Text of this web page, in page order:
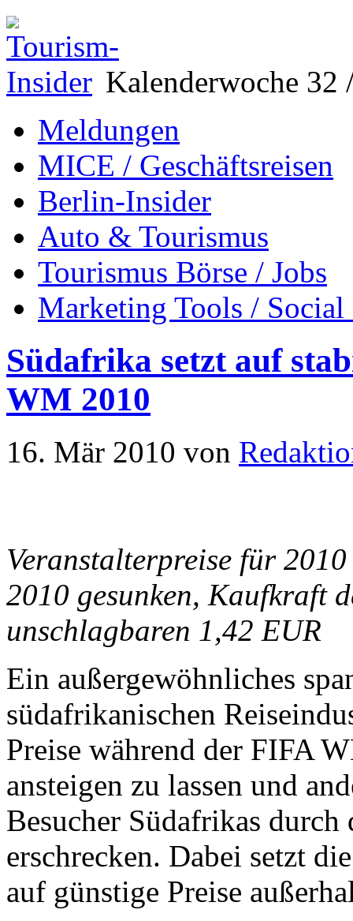
Kalenderwoche 32
Meldungen
MICE / Geschäftsreisen
Berlin-Insider
Auto & Tourismus
Tourismus Börse / Jobs
Marketing Tools /
Südafrika setzt auf
WM 2010
16. Mär 2010 von
Veranstalterpreise für
2010 gesunken, Kaufkraft
unschlagbaren 1,42 EUR
Ein außergewöhnliches
südafrikanischen
Preise während der FIFA
ansteigen zu lassen und
Besucher Südafrikas
erschrecken. Dabei setzt
auf günstige Preise